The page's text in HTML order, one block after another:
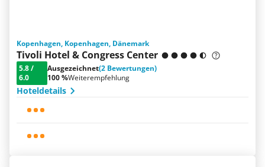
Kopenhagen, Kopenhagen, Dänemark
Tivoli Hotel & Congress Center
5.8/
6.0
Ausgezeichnet(2 Bewertungen)
100 %Weiterempfehlung
Hoteldetails